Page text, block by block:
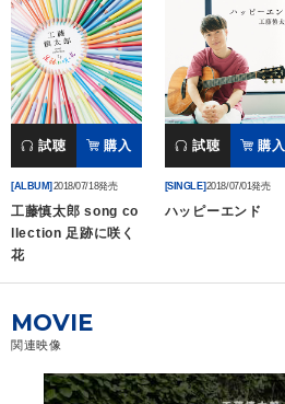
サイトマップ
お問い合わせ
閉じる
試聴 購入
[ALBUM] 2018/07/18発売
工藤慎太郎 song co
llection 足跡に咲く
花
試聴 購入
[SINGLE]2018/07/01発売
ハッピーエンド
MOVIE
関連映像